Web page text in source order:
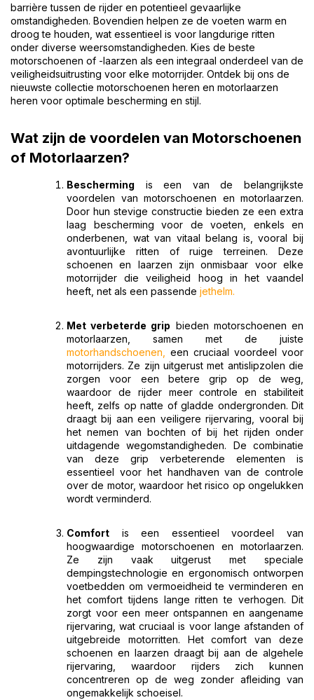
barrière tussen de rijder en potentieel gevaarlijke
omstandigheden. Bovendien helpen ze de voeten warm en
droog te houden, wat essentieel is voor langdurige ritten
onder diverse weersomstandigheden. Kies de beste
motorschoenen of -laarzen als een integraal onderdeel van de
veiligheidsuitrusting voor elke motorrijder. Ontdek bij ons de
nieuwste collectie motorschoenen heren en motorlaarzen
heren voor optimale bescherming en stijl.
Wat zijn de voordelen van Motorschoenen
of Motorlaarzen?
Bescherming is een van de belangrijkste
voordelen van motorschoenen en motorlaarzen.
Door hun stevige constructie bieden ze een extra
laag bescherming voor de voeten, enkels en
onderbenen, wat van vitaal belang is, vooral bij
avontuurlijke ritten of ruige terreinen. Deze
schoenen en laarzen zijn onmisbaar voor elke
motorrijder die veiligheid hoog in het vaandel
heeft, net als een passende jethelm.
Met verbeterde grip bieden motorschoenen en
motorlaarzen, samen met de juiste
motorhandschoenen
een cruciaal voordeel voor
motorrijders. Ze zijn uitgerust met antislipzolen die
zorgen voor een betere grip op de weg,
waardoor de rijder meer controle en stabiliteit
heeft, zelfs op natte of gladde ondergronden. Dit
draagt bij aan een veiligere rijervaring, vooral bij
het nemen van bochten of bij het rijden onder
uitdagende wegomstandigheden. De combinatie
van deze grip verbeterende elementen is
essentieel voor het handhaven van de controle
over de motor, waardoor het risico op ongelukken
wordt verminderd.
Comfort is een essentieel voordeel van
hoogwaardige motorschoenen en motorlaarzen.
Ze zijn vaak uitgerust met speciale
dempingstechnologie en ergonomisch ontworpen
voetbedden om vermoeidheid te verminderen en
het comfort tijdens lange ritten te verhogen. Dit
zorgt voor een meer ontspannen en aangename
rijervaring, wat cruciaal is voor lange afstanden of
uitgebreide motorritten. Het comfort van deze
schoenen en laarzen draagt bij aan de algehele
rijervaring, waardoor rijders zich kunnen
concentreren op de weg zonder afleiding van
ongemakkelijk schoeisel.